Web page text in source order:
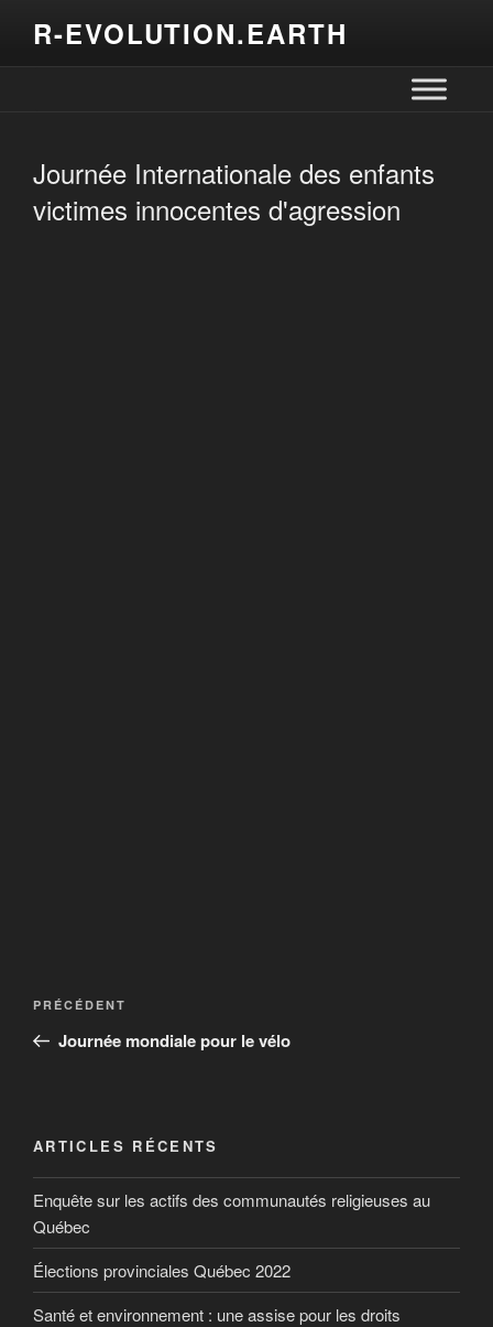
R-EVOLUTION.EARTH
Journée Internationale des enfants
victimes innocentes d'agression
PRÉCÉDENT
Journée mondiale pour le vélo
ARTICLES RÉCENTS
Enquête sur les actifs des communautés religieuses au
Québec
Élections provinciales Québec 2022
Santé et environnement : une assise pour les droits